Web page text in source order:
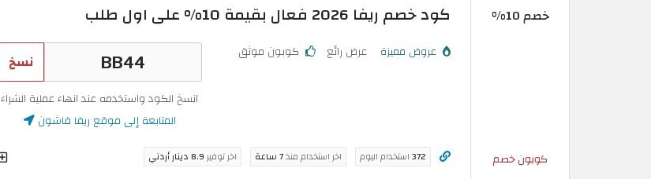
خصم 10%
كوبون خصم
كود خصم ريفا 2026 فعال بقيمة 10% على اول طلب
عروض مميزة عرض رائع كوبون موثق نسخ
انسخ الكود واستخدمه عند انهاء عملية الشراء
المتابعة إلى موقع ريفا فاشون
372استخدام اليوم اخر استخدام منذ7 ساعة اخر توفير8.9 دينار أردني